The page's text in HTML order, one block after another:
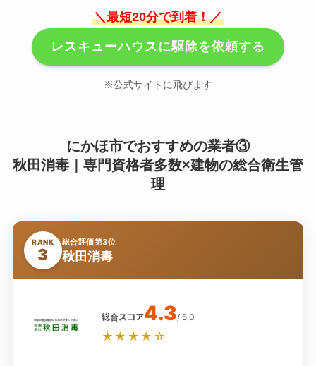
＼最短20分で到着！／
レスキューハウスに駆除を依頼する
※公式サイトに飛びます
にかほ市でおすすめの業者③
秋田消毒｜専門資格者多数×建物の総合衛生管
理
RANK
3
総合評価第3位
秋田消毒
総合スコア4.3/ 5.0
★★★★☆